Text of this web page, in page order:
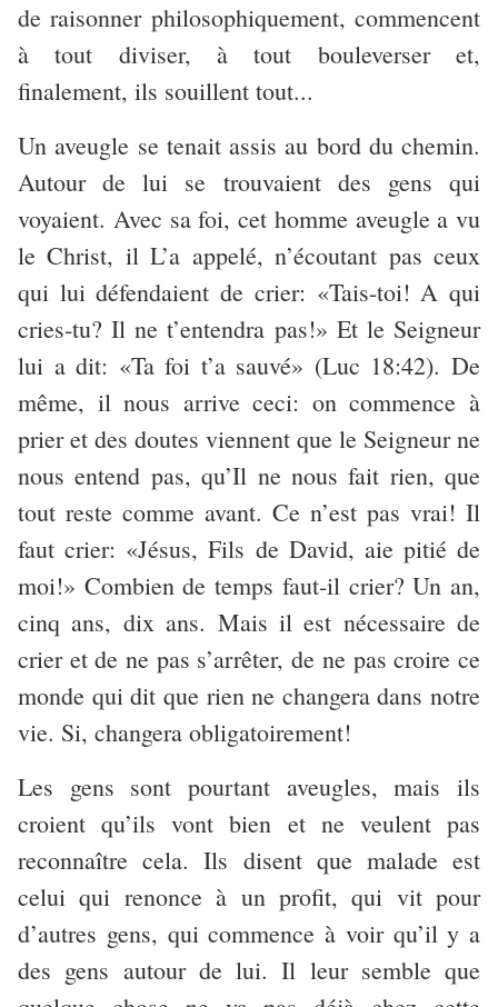
de raisonner philosophiquement, commencent
à tout diviser, à tout bouleverser et,
finalement, ils souillent tout...
Un aveugle se tenait assis au bord du chemin.
Autour de lui se trouvaient des gens qui
voyaient. Avec sa foi, cet homme aveugle a vu
le Christ, il L’a appelé, n’écoutant pas ceux
qui lui défendaient de crier: «Tais-toi! A qui
cries-tu? Il ne t’entendra pas!» Et le Seigneur
lui a dit: «Ta foi t’a sauvé» (Luc 18:42). De
même, il nous arrive ceci: on commence à
prier et des doutes viennent que le Seigneur ne
nous entend pas, qu’Il ne nous fait rien, que
tout reste comme avant. Ce n’est pas vrai! Il
faut crier: «Jésus, Fils de David, aie pitié de
moi!» Combien de temps faut-il crier? Un an,
cinq ans, dix ans. Mais il est nécessaire de
crier et de ne pas s’arrêter, de ne pas croire ce
monde qui dit que rien ne changera dans notre
vie. Si, changera obligatoirement!
Les gens sont pourtant aveugles, mais ils
croient qu’ils vont bien et ne veulent pas
reconnaître cela. Ils disent que malade est
celui qui renonce à un profit, qui vit pour
d’autres gens, qui commence à voir qu’il y a
des gens autour de lui. Il leur semble que